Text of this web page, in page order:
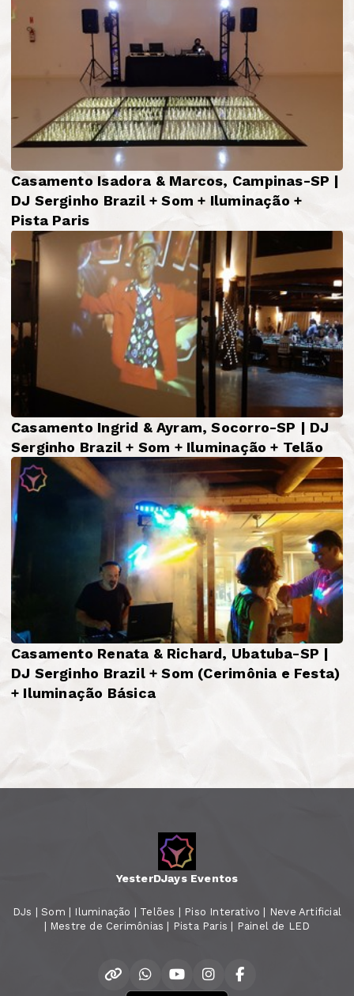
Casamento Isadora & Marcos, Campinas-SP |
DJ Serginho Brazil + Som + Iluminação +
Pista Paris
Casamento Ingrid & Ayram, Socorro-SP | DJ
Serginho Brazil + Som + Iluminação + Telão
Casamento Renata & Richard, Ubatuba-SP |
DJ Serginho Brazil + Som (Cerimônia e Festa)
+ Iluminação Básica
YesterDJays Eventos
DJs | Som | Iluminação | Telões | Piso Interativo | Neve Artificial
| Mestre de Cerimônias | Pista Paris | Painel de LED